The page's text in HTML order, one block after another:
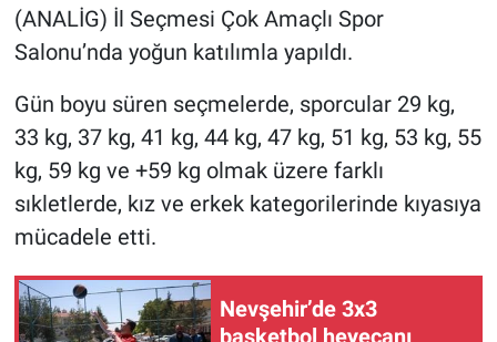
(ANALİG) İl Seçmesi Çok Amaçlı Spor
Salonu’nda yoğun katılımla yapıldı.
Gün boyu süren seçmelerde, sporcular 29 kg,
33 kg, 37 kg, 41 kg, 44 kg, 47 kg, 51 kg, 53 kg, 55
kg, 59 kg ve +59 kg olmak üzere farklı
sıkletlerde, kız ve erkek kategorilerinde kıyasıya
mücadele etti.
Nevşehir’de 3x3
basketbol heyecanı